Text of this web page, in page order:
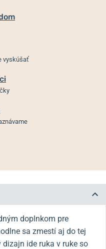
vyskúšať
doplnkom pre
sa zmestí aj do tej
ide ruka v ruke so